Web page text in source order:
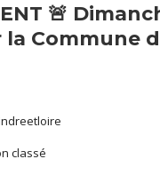
🚨
Commune
classé